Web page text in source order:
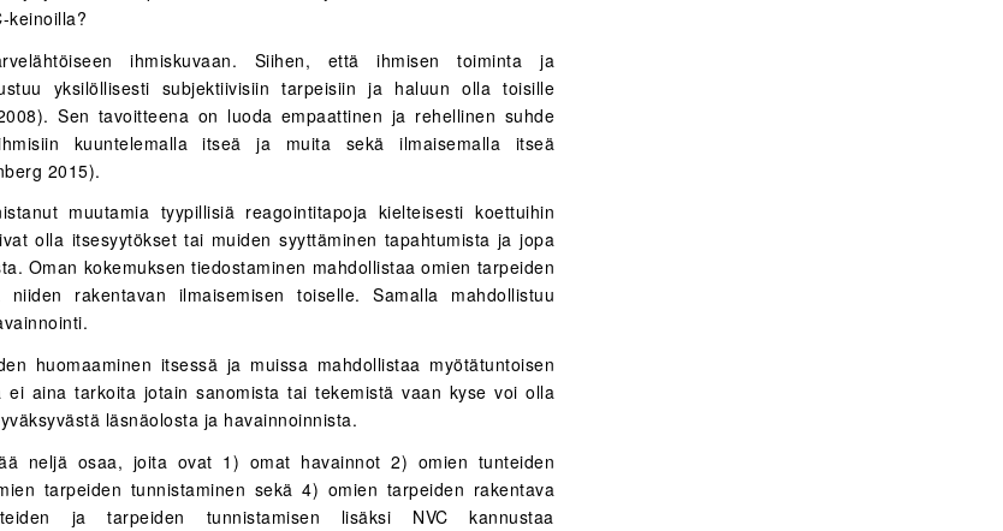
keinoilla?
ihmiskuvaan. Siihen, että ihmisen toiminta ja
yksilöllisesti subjektiivisiin tarpeisiin ja haluun olla toisille
Sen tavoitteena on luoda empaattinen ja rehellinen suhde
kuuntelemalla itseä ja muita sekä ilmaisemalla itseä
2015).
muutamia tyypillisiä reagointitapoja kielteisesti koettuihin
olla itsesyytökset tai muiden syyttäminen tapahtumista ja jopa
Oman kokemuksen tiedostaminen mahdollistaa omien tarpeiden
niiden rakentavan ilmaisemisen toiselle. Samalla mahdollistuu
huomaaminen itsessä ja muissa mahdollistaa myötätuntoisen
ei aina tarkoita jotain sanomista tai tekemistä vaan kyse voi olla
läsnäolosta ja havainnoinnista.
neljä osaa, joita ovat 1) omat havainnot 2) omien tunteiden
tarpeiden tunnistaminen sekä 4) omien tarpeiden rakentava
ja tarpeiden tunnistamisen lisäksi NVC kannustaa